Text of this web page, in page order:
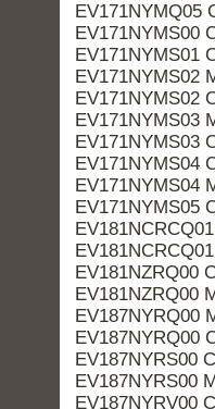
EV171NYMQ05
EV171NYMS00
EV171NYMS01
EV171NYMS02
EV171NYMS02
EV171NYMS03
EV171NYMS03
EV171NYMS04
EV171NYMS04
EV171NYMS05
EV181NZRQ00
EV181NZRQ00
EV187NYRQ00
EV187NYRQ00
EV187NYRS00
EV187NYRS00
EV187NYRV00